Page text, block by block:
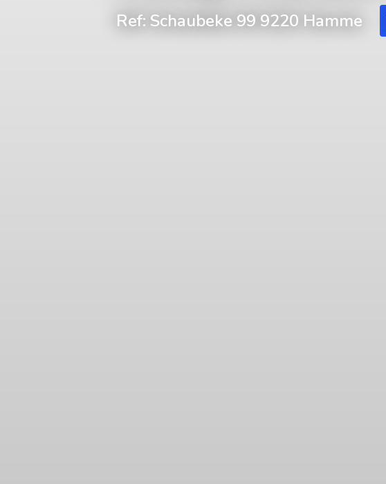
Ref: Schaubeke 99 9220 Hamme